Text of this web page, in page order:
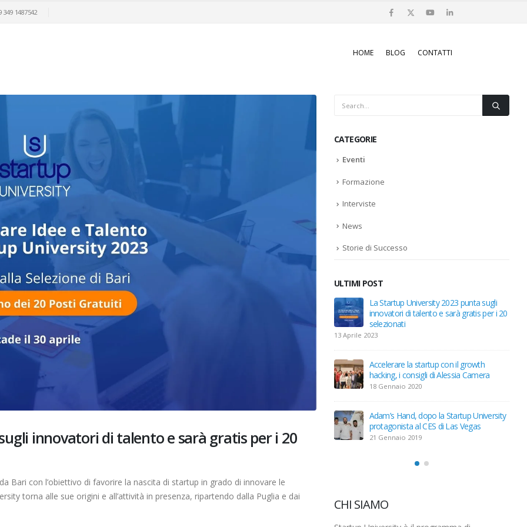
349 1487542
HOME BLOG CONTATTI
innovatori di talento e sarà gratis per i 20
Bari con l’obiettivo di favorire la nascita di startup in grado di innovare le
torna alle sue origini e all’attività in presenza, ripartendo dalla Puglia e dai
CATEGORIE
Eventi
Formazione
Interviste
News
Storie di Successo
ULTIMI POST
Trackability, dalla Startup University a
Cariplo Factory in pochi mesi
10 Gennaio 2019
Aperta la call per la Startup University
24 Dicembre 2018
21 Gennaio 2019
Trackability, dalla Startup University a
Cariplo Factory in pochi mesi
10 Gennaio 2019
Aperta la call per la Startup University
2019
24 Dicembre 2018
Startup University, è l’ora dell’Investor
Day
12 Maggio 2018